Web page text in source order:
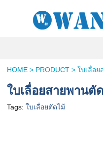
HOME> PRODUCT> ใบเลื่อย
ใบเลื่อยสายพาน
Tags: ใบเลื่อยตัดไม้